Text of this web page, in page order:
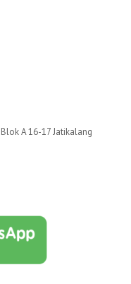
A 16-17 Jatikalang